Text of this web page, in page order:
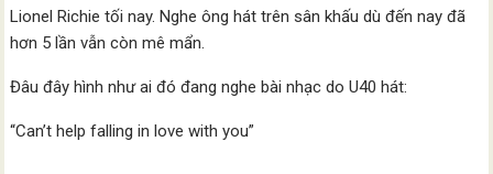
Lionel Richie tối nay. Nghe ông hát trên sân khấu dù đến nay đã
hơn 5 lần vẫn còn mê mẩn.
Đâu đây hình như ai đó đang nghe bài nhạc do U40 hát:
“Can’t help falling in love with you”